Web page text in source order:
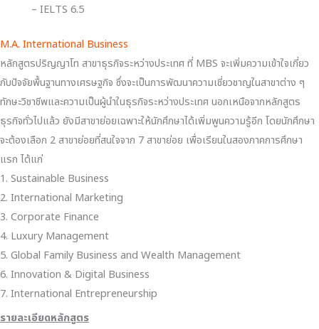
– IELTS 6.5
M.A. International Business
หลักสูตรปริญญาโท สาขาธุรกิจระหว่างประเทศ ที่ MBS จะเพิ่มความเข้าใจเกี่ยว
กับปัจจัยพื้นฐานทางเศรษฐกิจ ซึ่งจะเป็นการพัฒนาความเชี่ยวชาญในสาขาต่าง ๆ
ทักษะวิชาชีพและความเป็นผู้นำในธุรกิจระหว่างประเทศ นอกเหนือจากหลักสูตร
ธุรกิจทั่วไปแล้ว ยังมีสาขาย่อยเฉพาะให้นักศึกษาได้เพิ่มพูนความรู้อีก โดยนักศึกษา
จะต้องเลือก 2 สาขาย่อยที่สนใจจาก 7 สาขาย่อย เพื่อเรียนในสองภาคการศึกษา
แรก ได้แก่
1. Sustainable Business
2. International Marketing
3. Corporate Finance
4. Luxury Management
5. Global Family Business and Wealth Management
6. Innovation & Digital Business
7. International Entrepreneurship
รายละเอียดหลักสูตร